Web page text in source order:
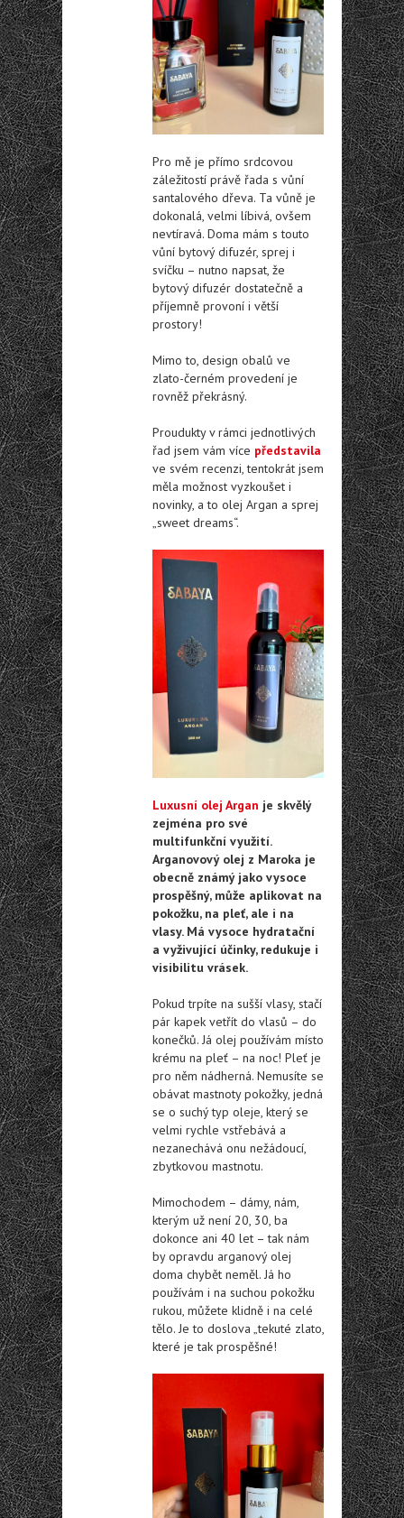
Pro mě je přímo srdcovou
záležitostí právě řada s vůní
santalového dřeva. Ta vůně je
dokonalá, velmi líbivá, ovšem
nevtíravá. Doma mám s touto
vůní bytový difuzér, sprej i
svíčku – nutno napsat, že
bytový difuzér dostatečně a
příjemně provoní i větší
prostory!
Mimo to, design obalů ve
zlato-černém provedení je
rovněž překrásný.
Proudukty v rámci jednotlivých
řad jsem vám více představila
ve svém recenzi, tentokrát jsem
měla možnost vyzkoušet i
novinky, a to olej Argan a sprej
„sweet dreams“.
Luxusní olej Argan je skvělý
zejména pro své
multifunkční využití.
Arganovový olej z Maroka je
obecně známý jako vysoce
prospěšný, může aplikovat na
pokožku, na pleť, ale i na
vlasy. Má vysoce hydratační
a vyživující účinky, redukuje i
visibilitu vrásek.
Pokud trpíte na sušší vlasy, stačí
pár kapek vetřít do vlasů – do
konečků. Já olej používám místo
krému na pleť – na noc! Pleť je
pro něm nádherná. Nemusíte se
obávat mastnoty pokožky, jedná
se o suchý typ oleje, který se
velmi rychle vstřebává a
nezanechává onu nežádoucí,
zbytkovou mastnotu.
Mimochodem – dámy, nám,
kterým už není 20, 30, ba
dokonce ani 40 let – tak nám
by opravdu arganový olej
doma chybět neměl. Já ho
používám i na suchou pokožku
rukou, můžete klidně i na celé
tělo. Je to doslova „tekuté zlato,
které je tak prospěšné!